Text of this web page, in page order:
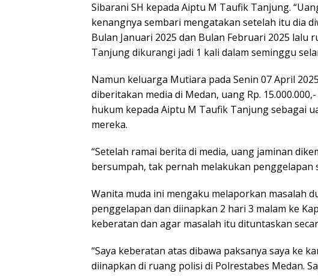
Sibarani SH kepada Aiptu M Taufik Tanjung.
kenangnya sembari mengatakan setelah itu dia
Bulan Januari 2025 dan Bulan Februari 2025
Tanjung dikurangi jadi 1 kali dalam seminggu
Namun keluarga Mutiara pada Senin 07 April
diberitakan media di Medan, uang Rp.
hukum kepada Aiptu M Taufik Tanjung sebagai
mereka.
“Setelah ramai berita di media, uang jaminan
bersumpah, tak pernah melakukan penggelapan
Wanita muda ini mengaku melaporkan masalah
penggelapan dan diinapkan 2 hari 3 malam ke
keberatan dan agar masalah itu dituntaskan
“Saya keberatan atas dibawa paksanya saya ke
diinapkan di ruang polisi di Polrestabes Medan.